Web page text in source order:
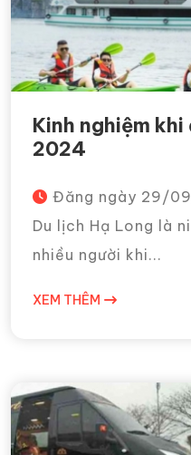
Kinh nghiệm khi
2024
Đăng ngày 29/
Du lịch Hạ Long là
nhiều người khi...
XEM THÊM